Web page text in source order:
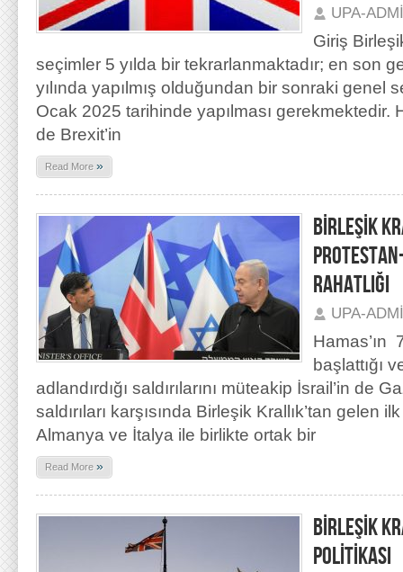
UPA-
Giriş
seçimler 5 yılda bir tekrarlanmaktadır; en son
yılında yapılmış olduğundan bir sonraki genel
Ocak 2025 tarihinde yapılması gerekmektedir.
de Brexit’in
Read More »
BİRLEŞİK
RAHATLIĞI
UPA-
Hamas’ın
başlattığı
adlandırdığı saldırılarını müteakip İsrail’in de
saldırıları karşısında Birleşik Krallık’tan gelen
Almanya ve İtalya ile birlikte ortak bir
Read More »
BİRLEŞİK
POLİTİKASI